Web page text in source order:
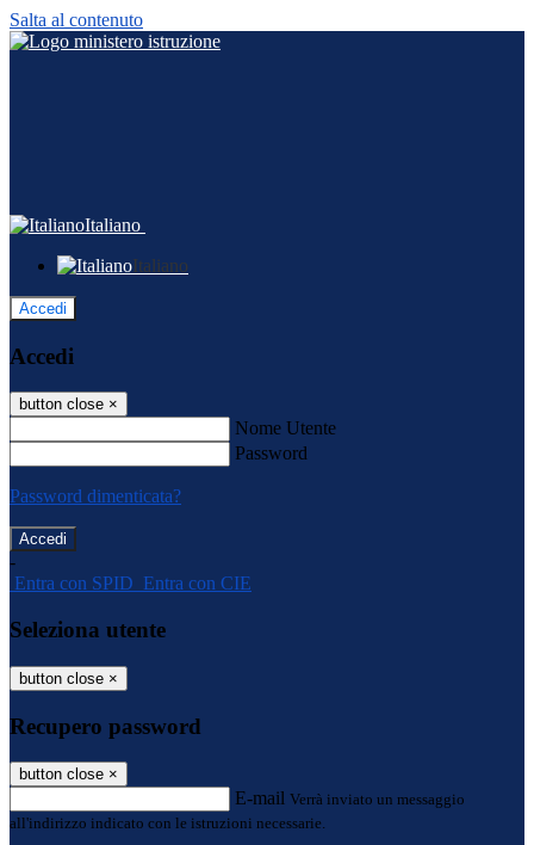
Salta al contenuto
Italiano
Italiano
Accedi
Accedi
button close ×
Nome Utente
Password
Password dimenticata?
-
Entra con SPID Entra con CIE
Seleziona utente
button close ×
Recupero password
button close ×
E-mail Verrà inviato un messaggio
all'indirizzo indicato con le istruzioni necessarie.